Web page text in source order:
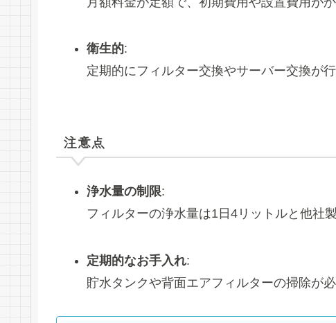
衛生的:
定期的にフィルター交換やサーバー交換が
注意点
浄水量の制限:
フィルターの浄水量は1日4リットルと他社
定期的なお手入れ:
貯水タンクや背面エアフィルターの掃除が必